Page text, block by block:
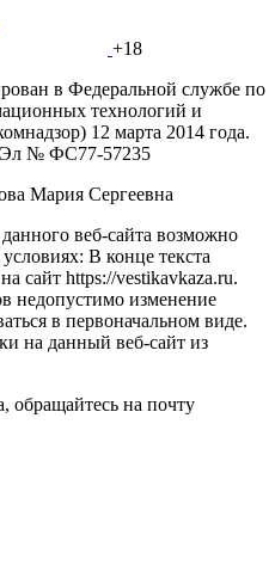
+18
в Федеральной службе по
технологий и
12 марта 2014 года.
Эл № ФС77-57235
Мария Сергеевна
веб-сайта возможно
В конце текста
сайт https://vestikavkaza.ru.
недопустимо изменение
в первоначальном виде.
на данный веб-сайт из
обращайтесь на почту